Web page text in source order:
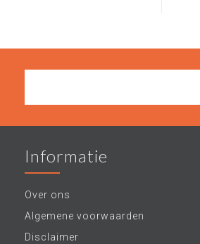
Informatie
Over ons
Algemene voorwaarden
Disclaimer